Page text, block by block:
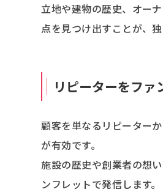
立地や建物の歴史、オー
点を見つけ出すことが、
リピーターをフ
顧客を単なるリピーター
が有効です。
施設の歴史や創業者の想
ンフレットで発信します。